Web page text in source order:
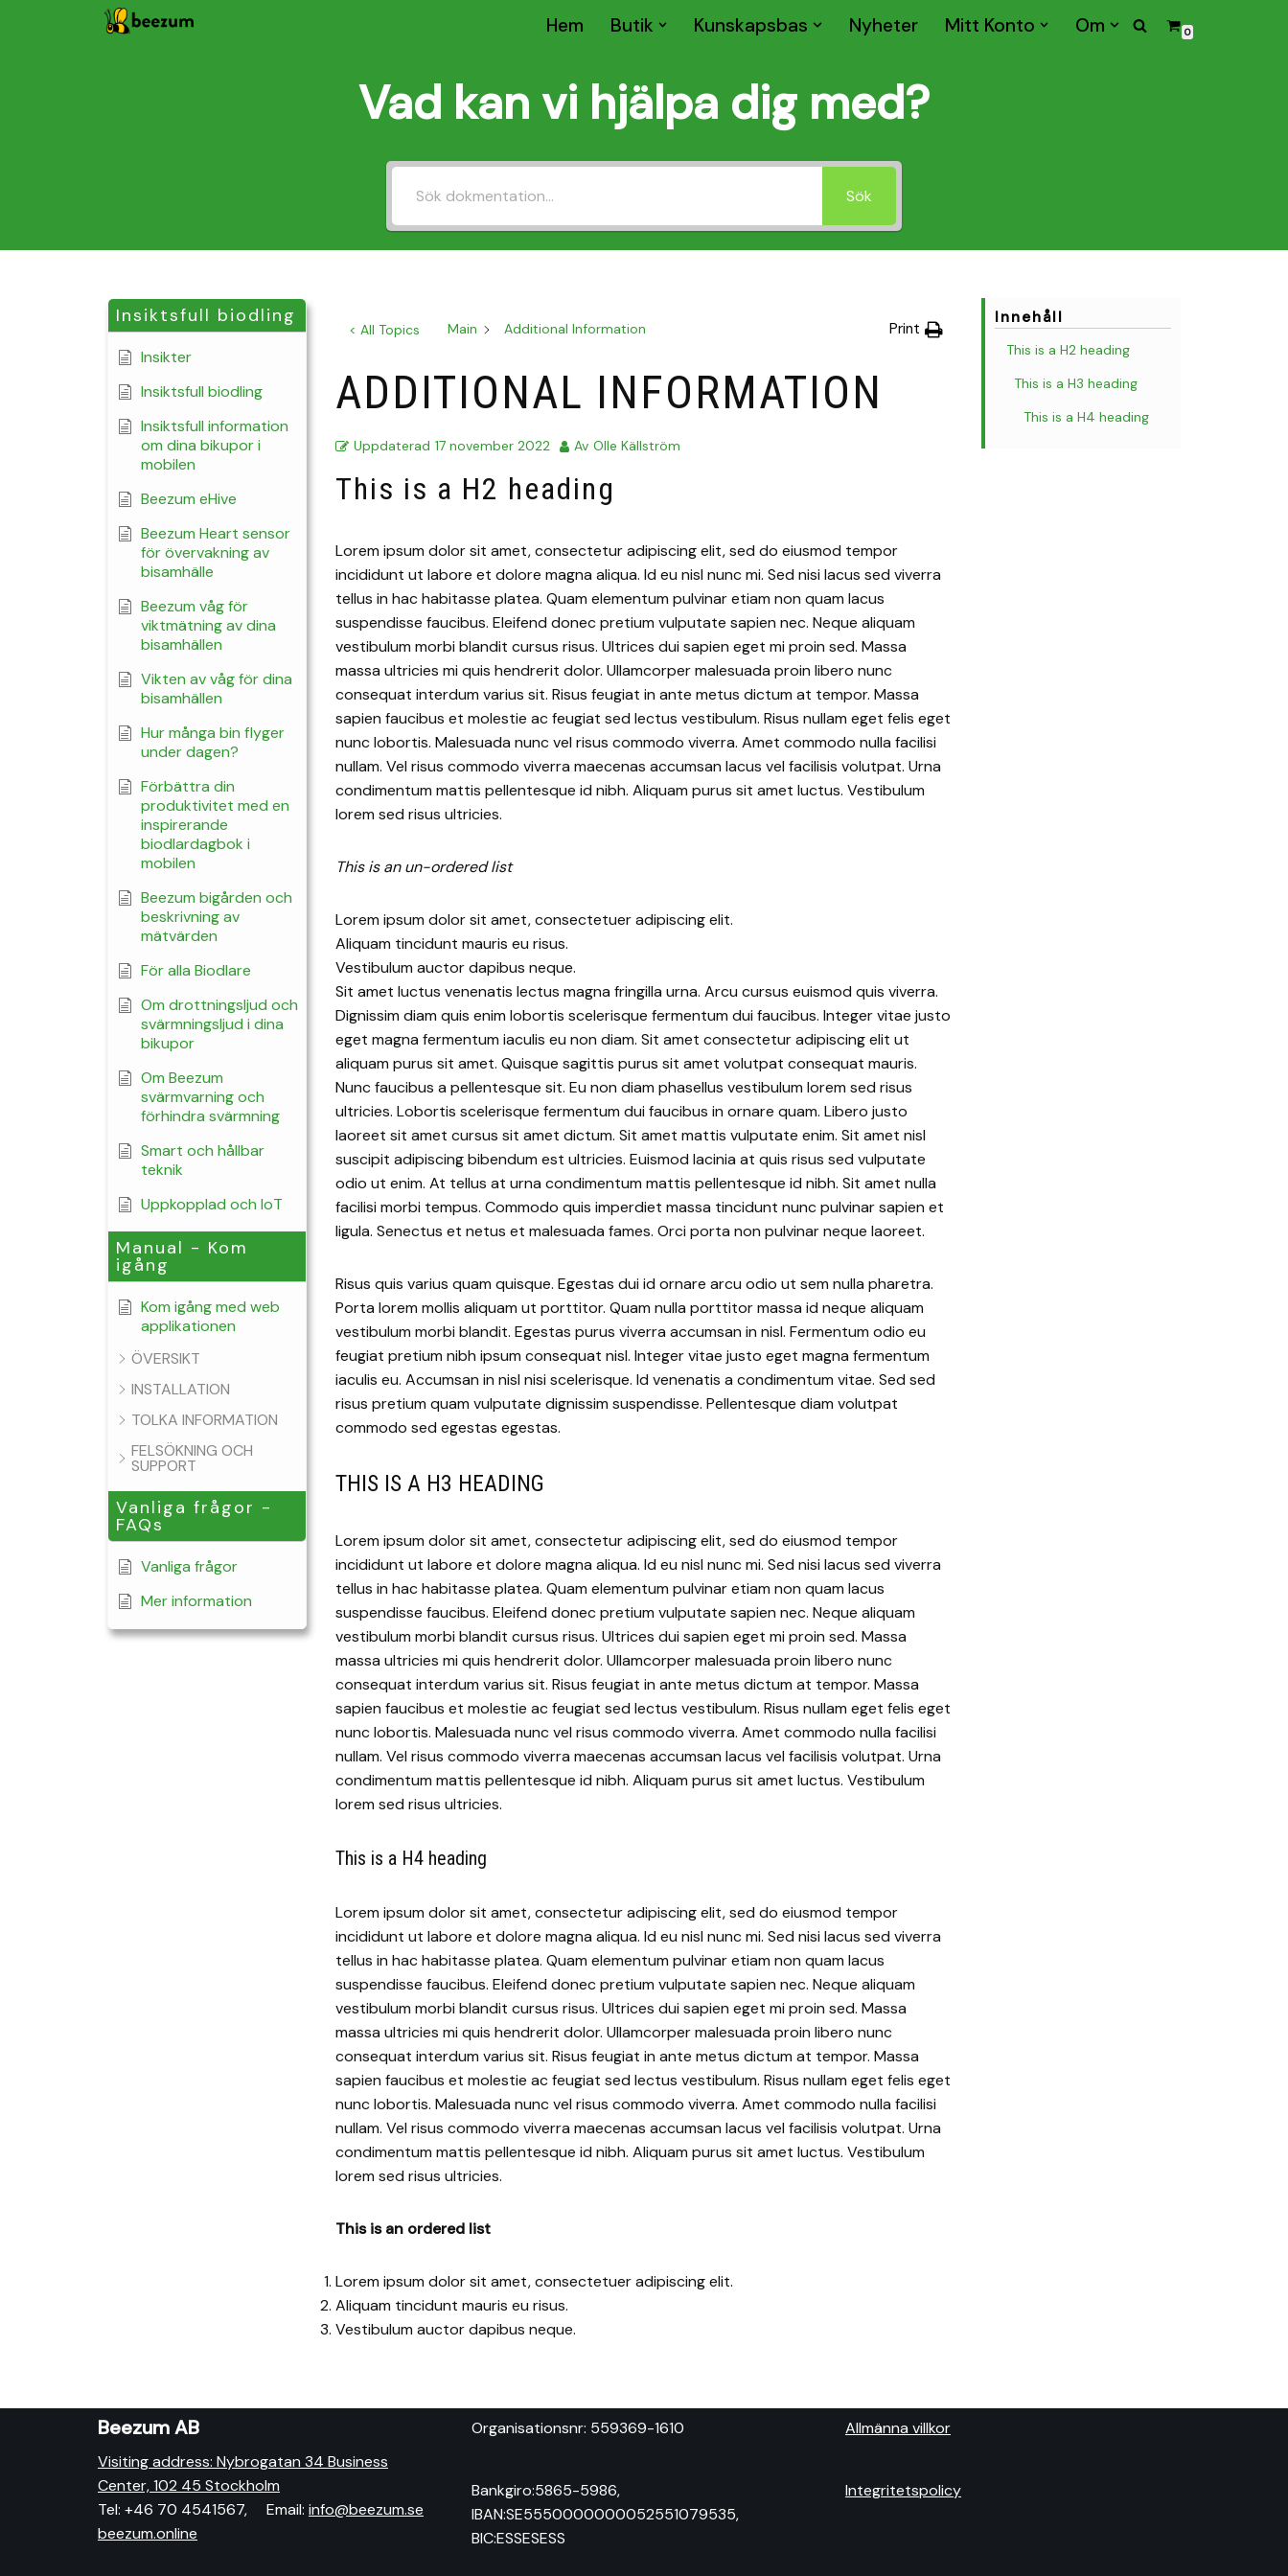
Hem Butik Kunskapsbas Nyheter Mitt Konto Om 0
Vad kan vi hjälpa dig med?
Sök
Insiktsfull biodling
Insikter
Insiktsfull biodling
Insiktsfull information
om dina bikupor i
mobilen
Beezum eHive
Beezum Heart sensor
för övervakning av
bisamhälle
Beezum våg för
viktmätning av dina
bisamhällen
Vikten av våg för dina
bisamhällen
Hur många bin flyger
under dagen?
Förbättra din
produktivitet med en
inspirerande
biodlardagbok i
mobilen
Beezum bigården och
beskrivning av
mätvärden
För alla Biodlare
Om drottningsljud och
svärmningsljud i dina
bikupor
Om Beezum
svärmvarning och
förhindra svärmning
Smart och hållbar
teknik
Uppkopplad och IoT
Manual - Kom
igång
Kom igång med web
applikationen
ÖVERSIKT
INSTALLATION
TOLKA INFORMATION
FELSÖKNING OCH
SUPPORT
Vanliga frågor -
FAQs
Vanliga frågor
Mer information
< All Topics Main Additional Information Print
ADDITIONAL INFORMATION
Uppdaterad 17 november 2022 Av Olle Källström
This is a H2 heading
Lorem ipsum dolor sit amet, consectetur adipiscing elit, sed do eiusmod tempor
incididunt ut labore et dolore magna aliqua. Id eu nisl nunc mi. Sed nisi lacus sed viverra
tellus in hac habitasse platea. Quam elementum pulvinar etiam non quam lacus
suspendisse faucibus. Eleifend donec pretium vulputate sapien nec. Neque aliquam
vestibulum morbi blandit cursus risus. Ultrices dui sapien eget mi proin sed. Massa
massa ultricies mi quis hendrerit dolor. Ullamcorper malesuada proin libero nunc
consequat interdum varius sit. Risus feugiat in ante metus dictum at tempor. Massa
sapien faucibus et molestie ac feugiat sed lectus vestibulum. Risus nullam eget felis eget
nunc lobortis. Malesuada nunc vel risus commodo viverra. Amet commodo nulla facilisi
nullam. Vel risus commodo viverra maecenas accumsan lacus vel facilisis volutpat. Urna
condimentum mattis pellentesque id nibh. Aliquam purus sit amet luctus. Vestibulum
lorem sed risus ultricies.
This is an un-ordered list
Lorem ipsum dolor sit amet, consectetuer adipiscing elit.
Aliquam tincidunt mauris eu risus.
Vestibulum auctor dapibus neque.
Sit amet luctus venenatis lectus magna fringilla urna. Arcu cursus euismod quis viverra.
Dignissim diam quis enim lobortis scelerisque fermentum dui faucibus. Integer vitae justo
eget magna fermentum iaculis eu non diam. Sit amet consectetur adipiscing elit ut
aliquam purus sit amet. Quisque sagittis purus sit amet volutpat consequat mauris.
Nunc faucibus a pellentesque sit. Eu non diam phasellus vestibulum lorem sed risus
ultricies. Lobortis scelerisque fermentum dui faucibus in ornare quam. Libero justo
laoreet sit amet cursus sit amet dictum. Sit amet mattis vulputate enim. Sit amet nisl
suscipit adipiscing bibendum est ultricies. Euismod lacinia at quis risus sed vulputate
odio ut enim. At tellus at urna condimentum mattis pellentesque id nibh. Sit amet nulla
facilisi morbi tempus. Commodo quis imperdiet massa tincidunt nunc pulvinar sapien et
ligula. Senectus et netus et malesuada fames. Orci porta non pulvinar neque laoreet.
Risus quis varius quam quisque. Egestas dui id ornare arcu odio ut sem nulla pharetra.
Porta lorem mollis aliquam ut porttitor. Quam nulla porttitor massa id neque aliquam
vestibulum morbi blandit. Egestas purus viverra accumsan in nisl. Fermentum odio eu
feugiat pretium nibh ipsum consequat nisl. Integer vitae justo eget magna fermentum
iaculis eu. Accumsan in nisl nisi scelerisque. Id venenatis a condimentum vitae. Sed sed
risus pretium quam vulputate dignissim suspendisse. Pellentesque diam volutpat
commodo sed egestas egestas.
THIS IS A H3 HEADING
Lorem ipsum dolor sit amet, consectetur adipiscing elit, sed do eiusmod tempor
incididunt ut labore et dolore magna aliqua. Id eu nisl nunc mi. Sed nisi lacus sed viverra
tellus in hac habitasse platea. Quam elementum pulvinar etiam non quam lacus
suspendisse faucibus. Eleifend donec pretium vulputate sapien nec. Neque aliquam
vestibulum morbi blandit cursus risus. Ultrices dui sapien eget mi proin sed. Massa
massa ultricies mi quis hendrerit dolor. Ullamcorper malesuada proin libero nunc
consequat interdum varius sit. Risus feugiat in ante metus dictum at tempor. Massa
sapien faucibus et molestie ac feugiat sed lectus vestibulum. Risus nullam eget felis eget
nunc lobortis. Malesuada nunc vel risus commodo viverra. Amet commodo nulla facilisi
nullam. Vel risus commodo viverra maecenas accumsan lacus vel facilisis volutpat. Urna
condimentum mattis pellentesque id nibh. Aliquam purus sit amet luctus. Vestibulum
lorem sed risus ultricies.
This is a H4 heading
Lorem ipsum dolor sit amet, consectetur adipiscing elit, sed do eiusmod tempor
incididunt ut labore et dolore magna aliqua. Id eu nisl nunc mi. Sed nisi lacus sed viverra
tellus in hac habitasse platea. Quam elementum pulvinar etiam non quam lacus
suspendisse faucibus. Eleifend donec pretium vulputate sapien nec. Neque aliquam
vestibulum morbi blandit cursus risus. Ultrices dui sapien eget mi proin sed. Massa
massa ultricies mi quis hendrerit dolor. Ullamcorper malesuada proin libero nunc
consequat interdum varius sit. Risus feugiat in ante metus dictum at tempor. Massa
sapien faucibus et molestie ac feugiat sed lectus vestibulum. Risus nullam eget felis eget
nunc lobortis. Malesuada nunc vel risus commodo viverra. Amet commodo nulla facilisi
nullam. Vel risus commodo viverra maecenas accumsan lacus vel facilisis volutpat. Urna
condimentum mattis pellentesque id nibh. Aliquam purus sit amet luctus. Vestibulum
lorem sed risus ultricies.
This is an ordered list
Lorem ipsum dolor sit amet, consectetuer adipiscing elit.
Aliquam tincidunt mauris eu risus.
Vestibulum auctor dapibus neque.
Innehåll
This is a H2 heading
This is a H3 heading
This is a H4 heading
Beezum AB
Visiting address: Nybrogatan 34 Business
Center, 102 45 Stockholm
Tel: +46 70 4541567, Email: info@beezum.se
beezum.online
Organisationsnr: 559369-1610
Bankgiro:5865-5986,
IBAN:SE5550000000052551079535,
BIC:ESSESESS
Allmänna villkor
Integritetspolicy